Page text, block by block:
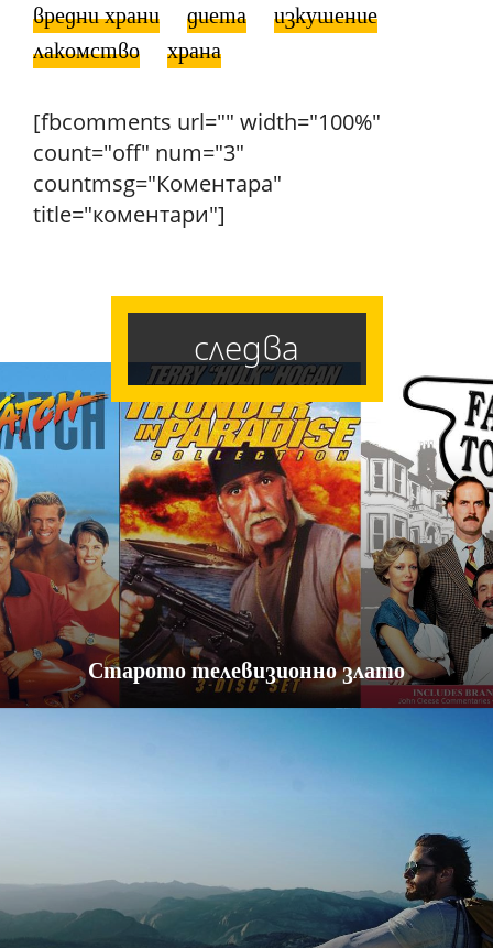
вредни храни диета
изкушение
лакомство
храна
[fbcomments url="" width="100%"
count="off" num="3"
countmsg="Коментара"
title="коментари"]
следва
Старото телевизионно злато